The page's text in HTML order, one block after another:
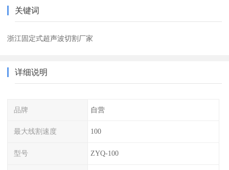
关键词
浙江固定式超声波切割厂家
详细说明
品牌 自营
最大线割速度 100
型号 ZYQ-100